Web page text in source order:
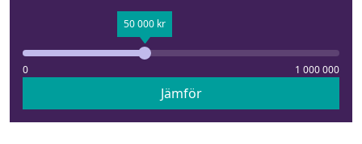
50 000 kr
0 1 000 000
Jämför